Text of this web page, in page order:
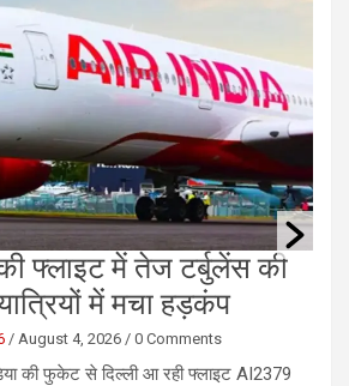
फ्लाइट में तेज टर्बुलेंस की
में मचा हड़कंप
/ August 4, 2026/ 0 Comments
की फुकेट से दिल्ली आ रही फ्लाइट AI2379